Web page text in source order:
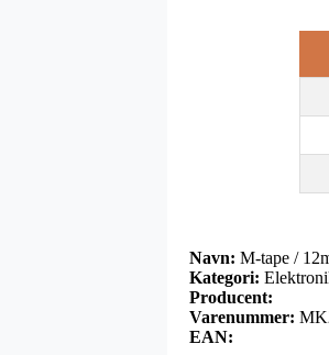
Navn: M-tape /
Kategori:
Producent:
Varenummer:
EAN: